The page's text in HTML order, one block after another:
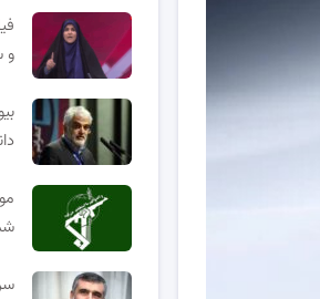
و
شماره